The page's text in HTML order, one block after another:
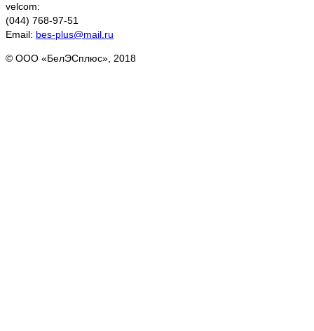
velcom:
(044) 768-97-51
Email: bes-plus@mail.ru
© ООО «БелЭСплюс», 2018